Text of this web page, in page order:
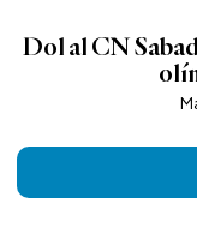
Dol al CN